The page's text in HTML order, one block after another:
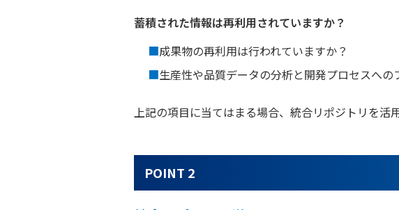
蓄積された情報は再利用されていますか？
■成果物の再利用は行われていますか？
■生産性や品質データの分析と開発プロセスへ
上記の項目に当てはまる場合、統合リポジトリを
POINT 2